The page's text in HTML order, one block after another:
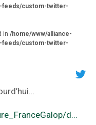
feeds/custom-twitter-
in /home/www/alliance-
feeds/custom-twitter-
d...